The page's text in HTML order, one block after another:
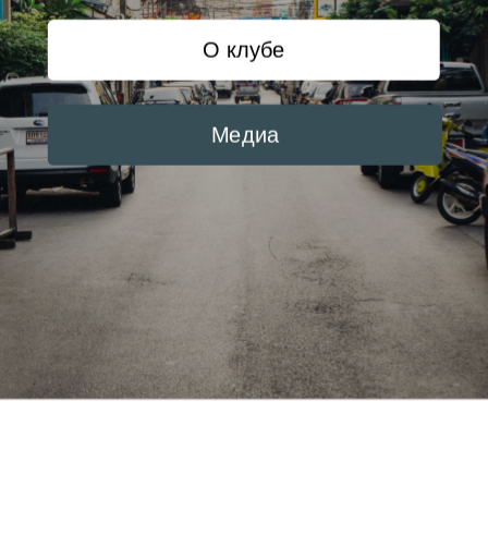
О клубе
Медиа